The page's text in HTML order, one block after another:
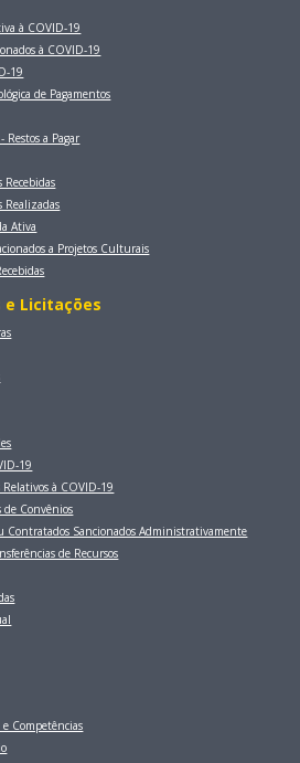
à COVID-19
à COVID-19
19
de Pagamentos
Restos a Pagar
Realizadas
Ativa
a Projetos Culturais
e Licitaçōes
19
à COVID-19
de Convênios
Contratados Sancionados Administrativamente
de Recursos
Competências